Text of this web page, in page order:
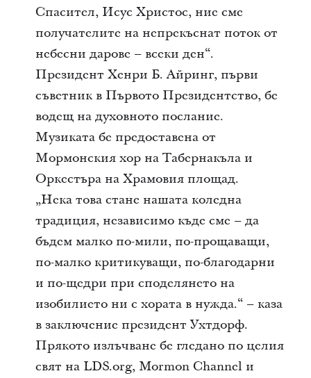
Спасител, Исус Христос, ние сме
получателите на непрекъснат поток от
небесни дарове – всеки ден“.
Президент Хенри Б. Айринг, първи
съветник в Първото Президентство, бе
водещ на духовното послание.
Музиката бе предоставена от
Мормонския хор на Табернакъла и
Оркестъра на Храмовия площад.
„Нека това стане нашата коледна
традиция, независимо къде сме – да
бъдем малко по-мили, по-прощаващи,
по-малко критикуващи, по-благодарни
и по-щедри при споделянето на
изобилието ни с хората в нужда.“ – каза
в заключение президент Ухтдорф.
Прякото излъчване бе гледано по целия
свят на LDS.org, Mormon Channel и